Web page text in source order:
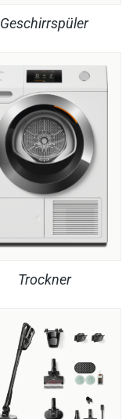
Geschirrspüler
Trockner